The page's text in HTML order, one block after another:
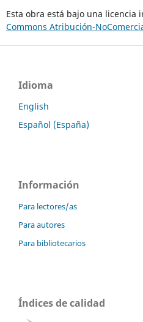
Esta obra está bajo una licencia
Commons Atribución-
Idioma
English
Español (España)
Información
Para lectores/as
Para autores
Para bibliotecarios
Índices de calidad